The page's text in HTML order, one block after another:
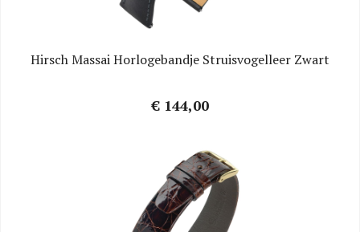
Hirsch Massai Horlogebandje Struisvogelleer Zwart
€ 144,00